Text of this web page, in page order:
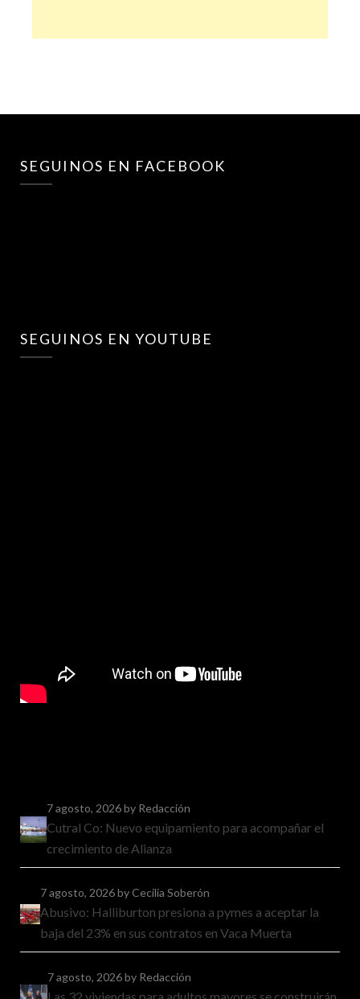
SEGUINOS EN FACEBOOK
SEGUINOS EN YOUTUBE
7 agosto, 2026by Redacción
Cutral Co: Nuevo equipamiento para acompañar el
crecimiento de Alianza
7 agosto, 2026by Cecilia Soberón
Abusivo: Halliburton presiona a pymes a aceptar la
baja del 23% en sus contratos en Vaca Muerta
7 agosto, 2026by Redacción